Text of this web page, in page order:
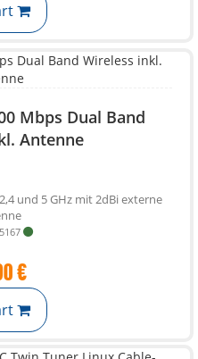
Mbps Dual Band
Antenne
und 5 GHz mit 2dBi externe
€